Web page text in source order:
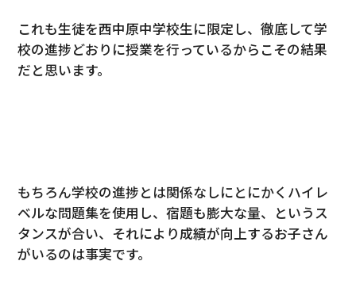
これも生徒を西中原中学校生に限定し、徹底して学
校の進捗どおりに授業を行っているからこその結果
だと思います。
もちろん学校の進捗とは関係なしにとにかくハイレ
ベルな問題集を使用し、宿題も膨大な量、というス
タンスが合い、それにより成績が向上するお子さん
がいるのは事実です。